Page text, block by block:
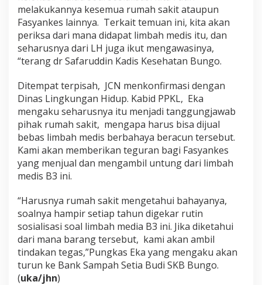
melakukannya kesemua rumah sakit ataupun
Fasyankes lainnya. Terkait temuan ini, kita akan
periksa dari mana didapat limbah medis itu, dan
seharusnya dari LH juga ikut mengawasinya,
“terang dr Safaruddin Kadis Kesehatan Bungo.
Ditempat terpisah, JCN menkonfirmasi dengan
Dinas Lingkungan Hidup. Kabid PPKL, Eka
mengaku seharusnya itu menjadi tanggungjawab
pihak rumah sakit, mengapa harus bisa dijual
bebas limbah medis berbahaya beracun tersebut.
Kami akan memberikan teguran bagi Fasyankes
yang menjual dan mengambil untung dari limbah
medis B3 ini.
“Harusnya rumah sakit mengetahui bahayanya,
soalnya hampir setiap tahun digekar rutin
sosialisasi soal limbah media B3 ini. Jika diketahui
dari mana barang tersebut, kami akan ambil
tindakan tegas,”Pungkas Eka yang mengaku akan
turun ke Bank Sampah Setia Budi SKB Bungo.
(uka/jhn)